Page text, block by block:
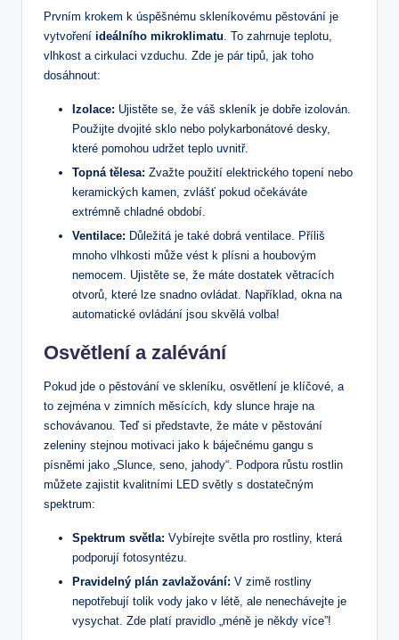
Prvním krokem k úspěšnému skleníkovému pěstování je
vytvoření ideálního mikroklimatu . To zahrnuje teplotu,
vlhkost a cirkulaci vzduchu. Zde je pár tipů, jak toho
dosáhnout:
Izolace: Ujistěte se, že váš skleník je dobře izolován.
Použijte dvojité sklo nebo polykarbonátové desky,
které pomohou udržet teplo uvnitř.
Topná tělesa: Zvažte použití elektrického topení nebo
keramických kamen, zvlášť pokud očekáváte
extrémně chladné období.
Ventilace: Důležitá je také dobrá ventilace. Příliš
mnoho vlhkosti může vést k plísni a houbovým
nemocem. Ujistěte se, že máte dostatek větracích
otvorů, které lze snadno ovládat. Například, okna na
automatické ovládání jsou skvělá volba!
Osvětlení a zalévání
Pokud jde o pěstování ve skleníku, osvětlení je klíčové, a
to zejména v zimních měsících, kdy slunce hraje na
schovávanou. Teď si představte, že máte v pěstování
zeleniny stejnou motivaci jako k báječnému gangu s
písněmi jako „Slunce, seno, jahody“. Podpora růstu rostlin
můžete zajistit kvalitními LED světly s dostatečným
spektrum:
Spektrum světla: Vybírejte světla pro rostliny, která
podporují fotosyntézu.
Pravidelný plán zavlažování: V zimě rostliny
nepotřebují tolik vody jako v létě, ale nenechávejte je
vysychat. Zde platí pravidlo „méně je někdy více”!